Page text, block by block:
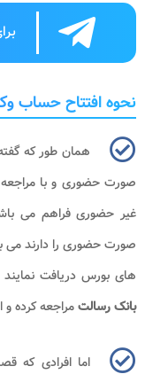
نحوه افتتاح حساب
همان طور که
صورت حضوری و با
غیر حضوری فراهم می
صورت حضوری را دارند
های بورس دریافت
بانک رسالتمراجعه کرده
اما افرادی که